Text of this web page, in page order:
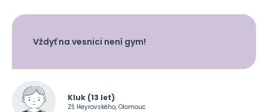
Vždyť na vesnici není gym!
Kluk (13 let)
ZŠ Heyrovského, Olomouc